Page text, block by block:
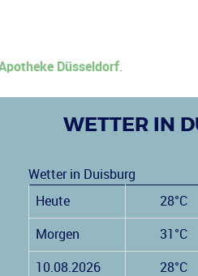
Düsseldorf.
WETTER IN
Wetter in Duisburg
Heute
28°C
Morgen 31°C
10.08.2026 28°C